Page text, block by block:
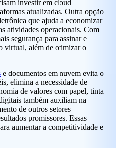
investir em cloud
atualizadas. Outra opção
que ajuda a economizar
atividades operacionais. Com
segurança para assinar e
virtual, além de otimizar o
e documentos em nuvem evita o
elimina a necessidade de
de valores com papel, tinta
também auxiliam na
de outros setores
promissores. Essas
aumentar a competitividade e